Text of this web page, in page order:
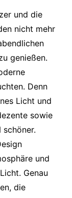
und die
nicht mehr
genießen.
Denn
Licht und
sowie
und
Genau
die